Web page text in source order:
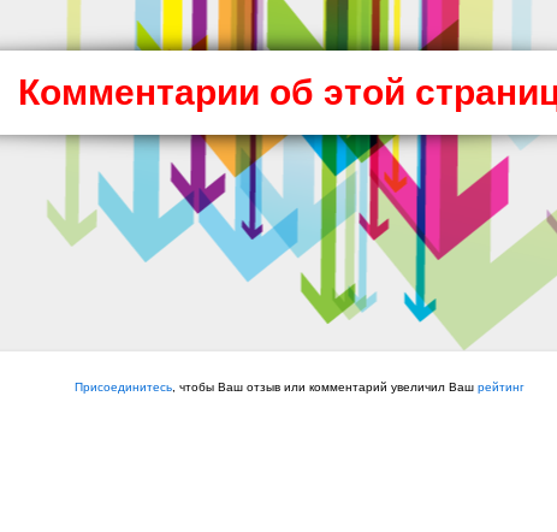
Комментарии об этой
Присоединитесь , чтобы Ваш отзыв или комментарий увеличил Ваш рейтинг